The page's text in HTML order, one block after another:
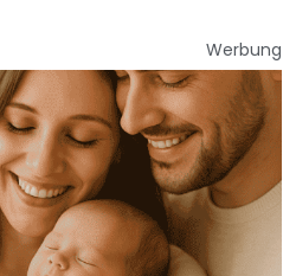
Werbung